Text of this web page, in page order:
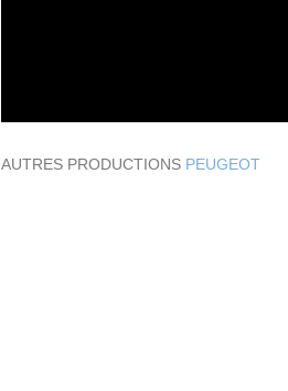
AUTRES PRODUCTIONS PEUGEOT